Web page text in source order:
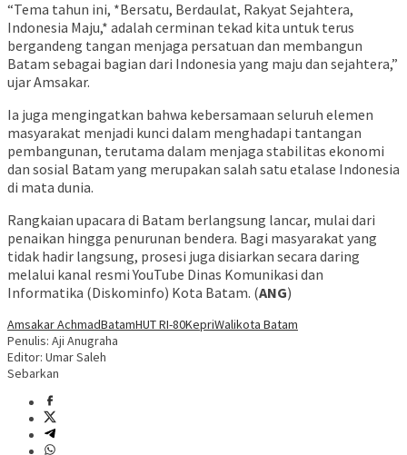
“Tema tahun ini, *Bersatu, Berdaulat, Rakyat Sejahtera,
Indonesia Maju,* adalah cerminan tekad kita untuk terus
bergandeng tangan menjaga persatuan dan membangun
Batam sebagai bagian dari Indonesia yang maju dan sejahtera,”
ujar Amsakar.
Ia juga mengingatkan bahwa kebersamaan seluruh elemen
masyarakat menjadi kunci dalam menghadapi tantangan
pembangunan, terutama dalam menjaga stabilitas ekonomi
dan sosial Batam yang merupakan salah satu etalase Indonesia
di mata dunia.
Rangkaian upacara di Batam berlangsung lancar, mulai dari
penaikan hingga penurunan bendera. Bagi masyarakat yang
tidak hadir langsung, prosesi juga disiarkan secara daring
melalui kanal resmi YouTube Dinas Komunikasi dan
Informatika (Diskominfo) Kota Batam. (ANG)
Amsakar AchmadBatamHUT RI-80KepriWalikota Batam
Penulis: Aji Anugraha
Editor: Umar Saleh
Sebarkan